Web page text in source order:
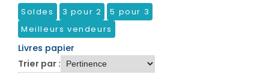
Soldes 3 pour 2
5 pour 3
Meilleurs vendeurs
Livres papier
Trier par :